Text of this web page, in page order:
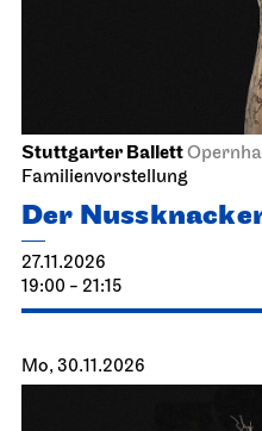
Stuttgarter Ballett
Familienvorstellung
Der
27.11.2026
19:00 - 21:15
Mo, 30.11.2026